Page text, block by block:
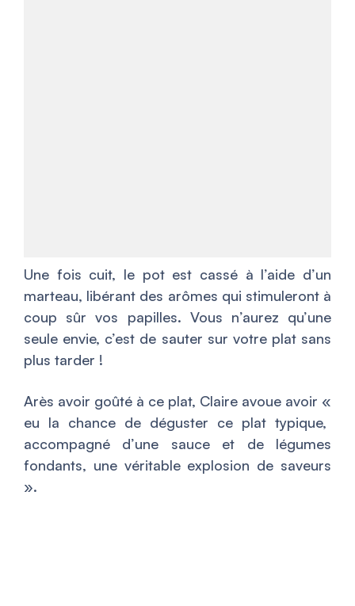
Une fois cuit, le pot est cassé à l’aide d’un
marteau, libérant des arômes qui stimuleront à
coup sûr vos papilles. Vous n’aurez qu’une
seule envie, c’est de sauter sur votre plat sans
plus tarder !
Arès avoir goûté à ce plat, Claire avoue avoir «
eu la chance de déguster ce plat typique,
accompagné d’une sauce et de légumes
fondants, une véritable explosion de saveurs
».